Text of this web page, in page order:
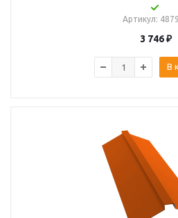
Артикул:
3 746₽
В